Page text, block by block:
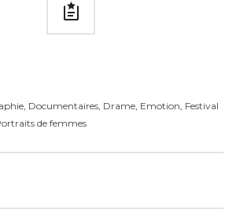
Documentaires Drame Emotion Festival
de femmes